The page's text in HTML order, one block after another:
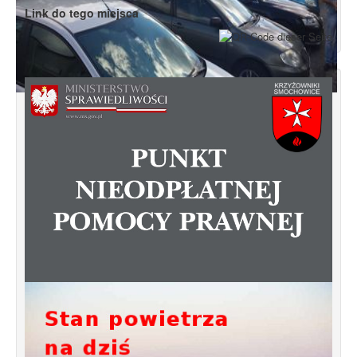
Nowe centrum Smochowic - koncepcja
przebudowy
Link do tego miejsca